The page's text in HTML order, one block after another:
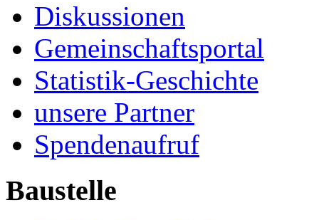
Diskussionen
Gemeinschaftsportal
Statistik-Geschichte
unsere Partner
Spendenaufruf
Baustelle